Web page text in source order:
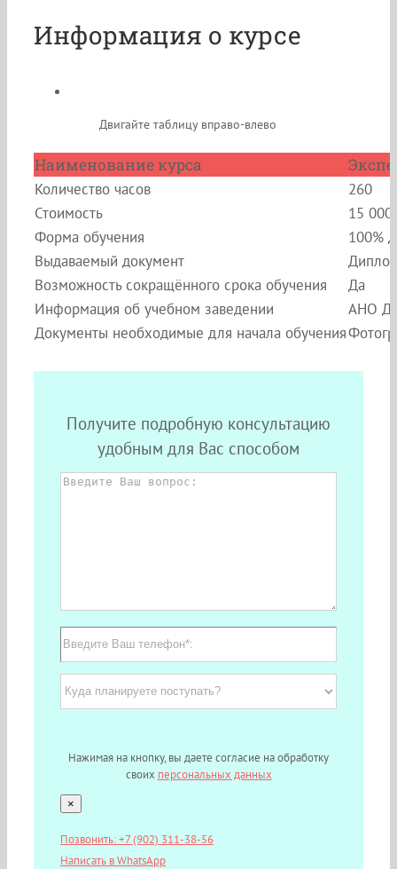
Информация о курсе
Двигайте таблицу вправо-влево
Наименование курса
Количество часов
260
Стоимость
15 000
Форма обучения
100%
Выдаваемый документ
Возможность сокращённого срока обучения
Да
Информация об учебном заведении
АНО
Документы необходимые для начала обучения
Получите подробную консультацию
удобным для Вас способом
Нажимая на кнопку, вы даете согласие на обработку
своих персональных данных
×
Позвонить: +7 (902) 311-38-56
Написать в WhatsApp